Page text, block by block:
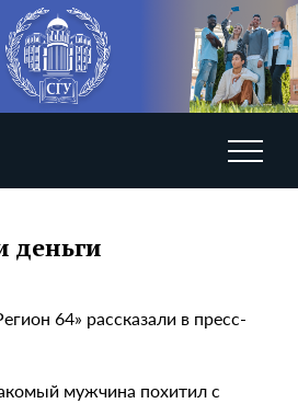
деньги
64» рассказали в пресс-
мужчина похитил с